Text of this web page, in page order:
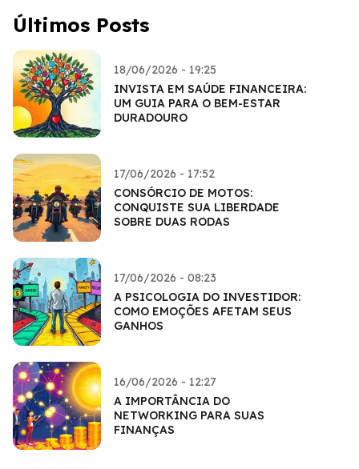
Últimos Posts
18/06/2026 - 19:25
INVISTA EM SAÚDE FINANCEIRA:
UM GUIA PARA O BEM-ESTAR
DURADOURO
17/06/2026 - 17:52
CONSÓRCIO DE MOTOS:
CONQUISTE SUA LIBERDADE
SOBRE DUAS RODAS
17/06/2026 - 08:23
A PSICOLOGIA DO INVESTIDOR:
COMO EMOÇÕES AFETAM SEUS
GANHOS
16/06/2026 - 12:27
A IMPORTÂNCIA DO
NETWORKING PARA SUAS
FINANÇAS